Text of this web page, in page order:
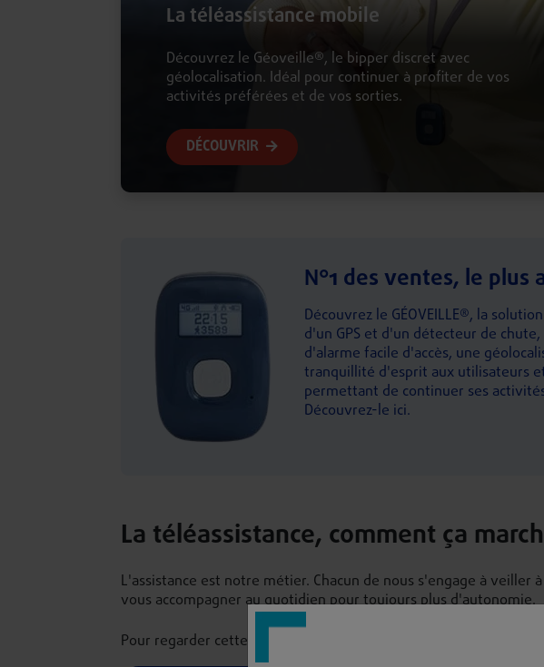
La téléassistance mobile
Découvrez le Géoveille®, le bipper discret avec
géolocalisation. Idéal pour continuer à profiter de vos
activités préférées et de vos sorties.
DÉCOUVRIR
N°1 des ventes, le plus
Découvrez le GÉOVEILLE®, la
d'un GPS et d'un détecteur de
d'alarme facile d'accès, une
tranquillité d'esprit aux utilisateurs
permettant de continuer ses
Découvrez-le ici.
La téléassistance, comment ça
L'assistance est notre métier. Chacun de nous s'engage à veiller
vous accompagner au quotidien pour toujours plus d'autonomie.
Pour regarder cette vidéo, vous devez accepter les cookies